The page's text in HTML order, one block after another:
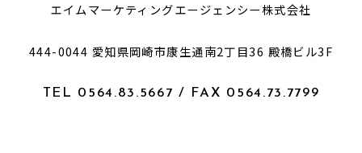
エイムマーケティングエージェンシー株式会社
444-0044 愛知県岡崎市康生通南2丁目36 殿橋ビル3F
TEL 0564.83.5667 / FAX 0564.73.7799